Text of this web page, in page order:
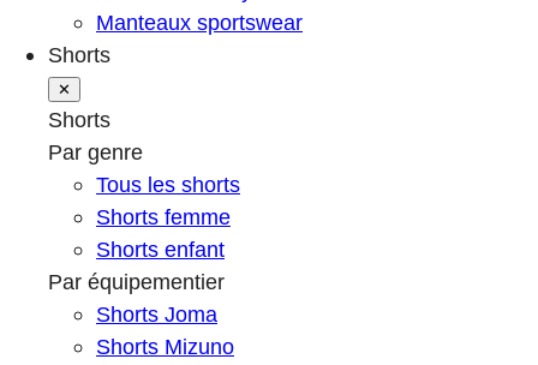
Manteaux sportswear
Shorts
✕
Shorts
Par genre
Tous les shorts
Shorts femme
Shorts enfant
Par équipementier
Shorts Joma
Shorts Mizuno